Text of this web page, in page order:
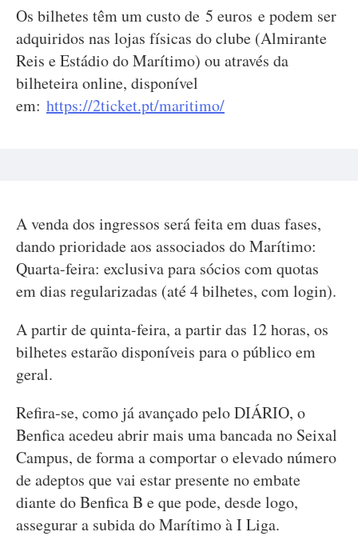
Os bilhetes têm um custo de 5 euros e podem ser
adquiridos nas lojas físicas do clube (Almirante
Reis e Estádio do Marítimo) ou através da
bilheteira online, disponível
em: https://2ticket.pt/maritimo/
A venda dos ingressos será feita em duas fases,
dando prioridade aos associados do Marítimo:
Quarta-feira: exclusiva para sócios com quotas
em dias regularizadas (até 4 bilhetes, com login).
A partir de quinta-feira, a partir das 12 horas, os
bilhetes estarão disponíveis para o público em
geral.
Refira-se, como já avançado pelo DIÁRIO, o
Benfica acedeu abrir mais uma bancada no Seixal
Campus, de forma a comportar o elevado número
de adeptos que vai estar presente no embate
diante do Benfica B e que pode, desde logo,
assegurar a subida do Marítimo à I Liga.